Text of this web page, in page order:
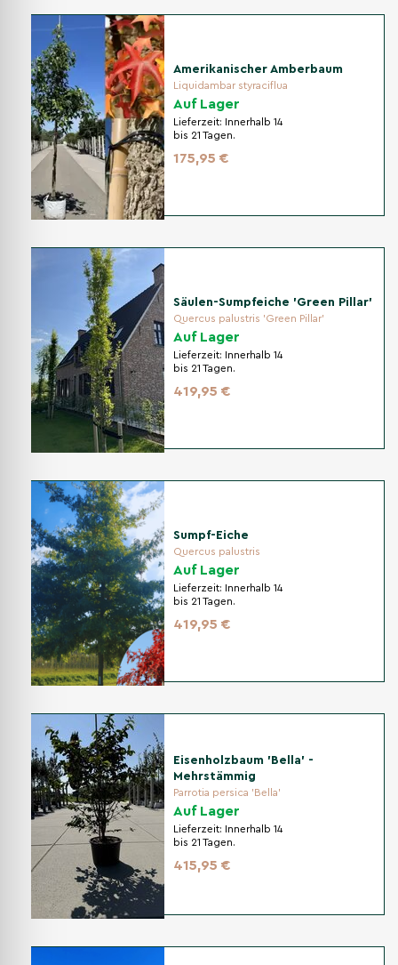
Amerikanischer Amberbaum
Liquidambar styraciflua
Auf Lager
Lieferzeit:
Innerhalb 14
bis 21 Tagen.
175,95 €
Säulen-Sumpfeiche 'Green Pillar'
Quercus palustris 'Green Pillar'
Auf Lager
Lieferzeit:
Innerhalb 14
bis 21 Tagen.
419,95 €
Sumpf-Eiche
Quercus palustris
Auf Lager
Lieferzeit:
Innerhalb 14
bis 21 Tagen.
419,95 €
Eisenholzbaum 'Bella' -
Mehrstämmig
Parrotia persica 'Bella'
Auf Lager
Lieferzeit:
Innerhalb 14
bis 21 Tagen.
415,95 €